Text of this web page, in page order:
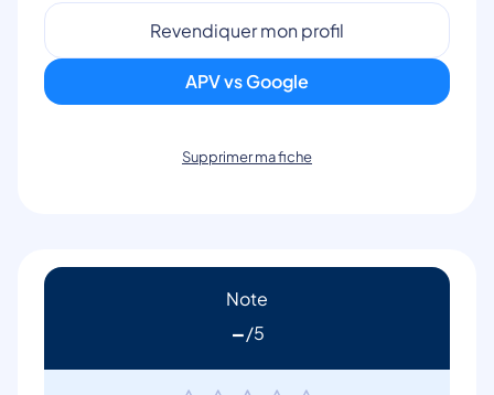
Revendiquer mon profil
APV vs Google
Supprimer ma fiche
Note
-